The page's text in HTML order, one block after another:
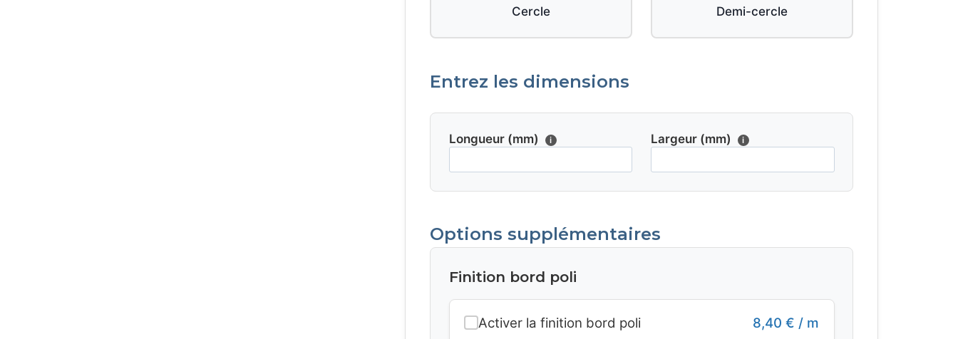
Cercle Demi-cercle
Entrez les dimensions
Longueur (mm) i Largeur (mm) i
Options supplémentaires
Finition bord poli
Activer la finition bord poli 8,40€ / m